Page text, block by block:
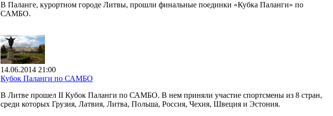
В Паланге, курортном городе Литвы, прошли финальные поединки «Кубка Паланги» по
САМБО.
14.06.2014 21:00
Кубок Паланги по САМБО
В Литве прошел II Кубок Паланги по САМБО. В нем приняли участие спортсмены из 8 стран,
среди которых Грузия, Латвия, Литва, Польша, Россия, Чехия, Швеция и Эстония.